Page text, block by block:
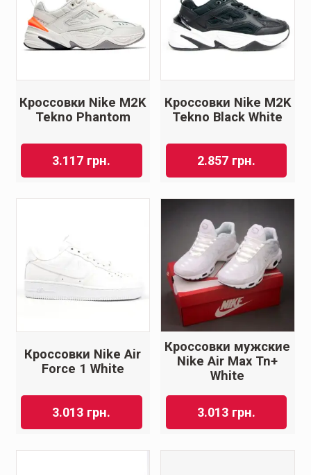
Кроссовки Nike M2K
Tekno Phantom
3.117 грн.
Кроссовки Nike M2K
Tekno Black White
2.857 грн.
Кроссовки Nike Air
Force 1 White
3.013 грн.
Кроссовки мужские
Nike Air Max Tn+
White
3.013 грн.